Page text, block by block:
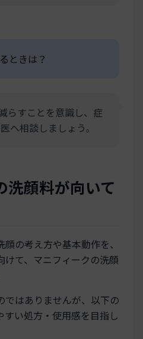
ときは？
らすことを意識し、症
へ相談しましょう。
洗顔料が向いて
の考え方や基本動作を、
けて、マニフィークの洗顔
ではありませんが、以下の
すい処方・使用感を目指し